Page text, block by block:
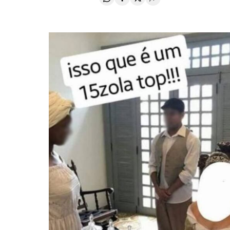
Compartir en Whatsapp
Compartir en Facebook
Compartir en Twitter
Desplegar Redes